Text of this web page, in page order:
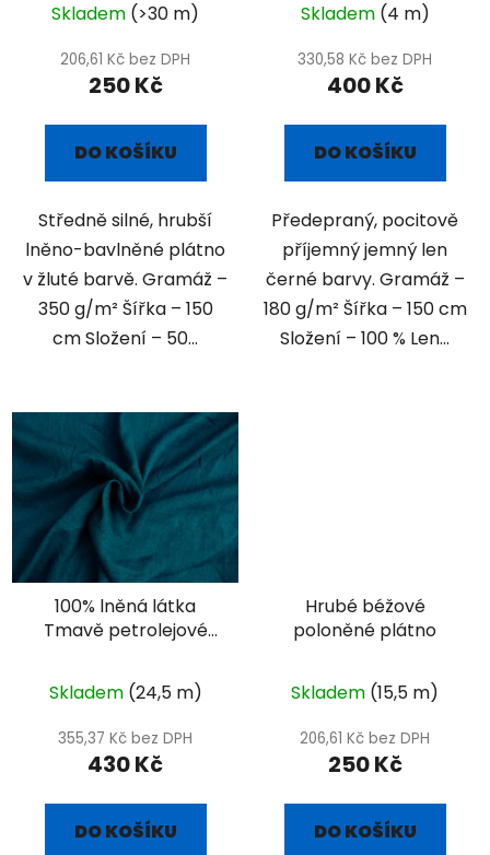
Skladem (>30 m)
206,61 Kč bez DPH
250 Kč
DO KOŠÍKU
Středně silné, hrubší
lněno-bavlněné plátno
v žluté barvě. Gramáž –
350 g/m² Šířka – 150
cm Složení – 50...
Skladem (4 m)
330,58 Kč bez DPH
400 Kč
DO KOŠÍKU
Předepraný, pocitově
příjemný jemný len
černé barvy. Gramáž –
180 g/m² Šířka – 150 cm
Složení – 100 % Len...
100% lněná látka
Tmavě petrolejové
Skladem (24,5 m)
355,37 Kč bez DPH
430 Kč
DO KOŠÍKU
Hrubé béžové
poloněné plátno
Skladem (15,5 m)
206,61 Kč bez DPH
250 Kč
DO KOŠÍKU